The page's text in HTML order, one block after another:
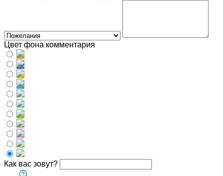
Цвет фона комментария
Как вас зовут?